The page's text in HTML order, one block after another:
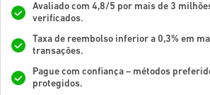
Avaliado com 4,8/5 por mais de 3
verificados.
Taxa de reembolso inferior a 0,3% em
transações.
Pague com confiança – métodos
protegidos.